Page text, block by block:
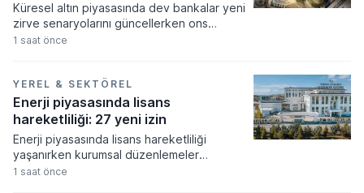
Küresel altın piyasasında dev bankalar yeni
zirve senaryolarını güncellerken ons
fiyatının 5.300 dolara kadar tırmanması
doğrultusunda revize edilen tahminler,
fiyatların orta ve uzun vadede tarihi
seviyeleri aşacağına işaret ediyor.
1 saat önce
YEREL & SEKTÖREL
Enerji piyasasında lisans
hareketliliği: 27 yeni izin
Enerji piyasasında lisans hareketliliği
yaşanırken kurumsal düzenlemeler
resmiyet kazandı. Enerji piyasası
1 saat önce